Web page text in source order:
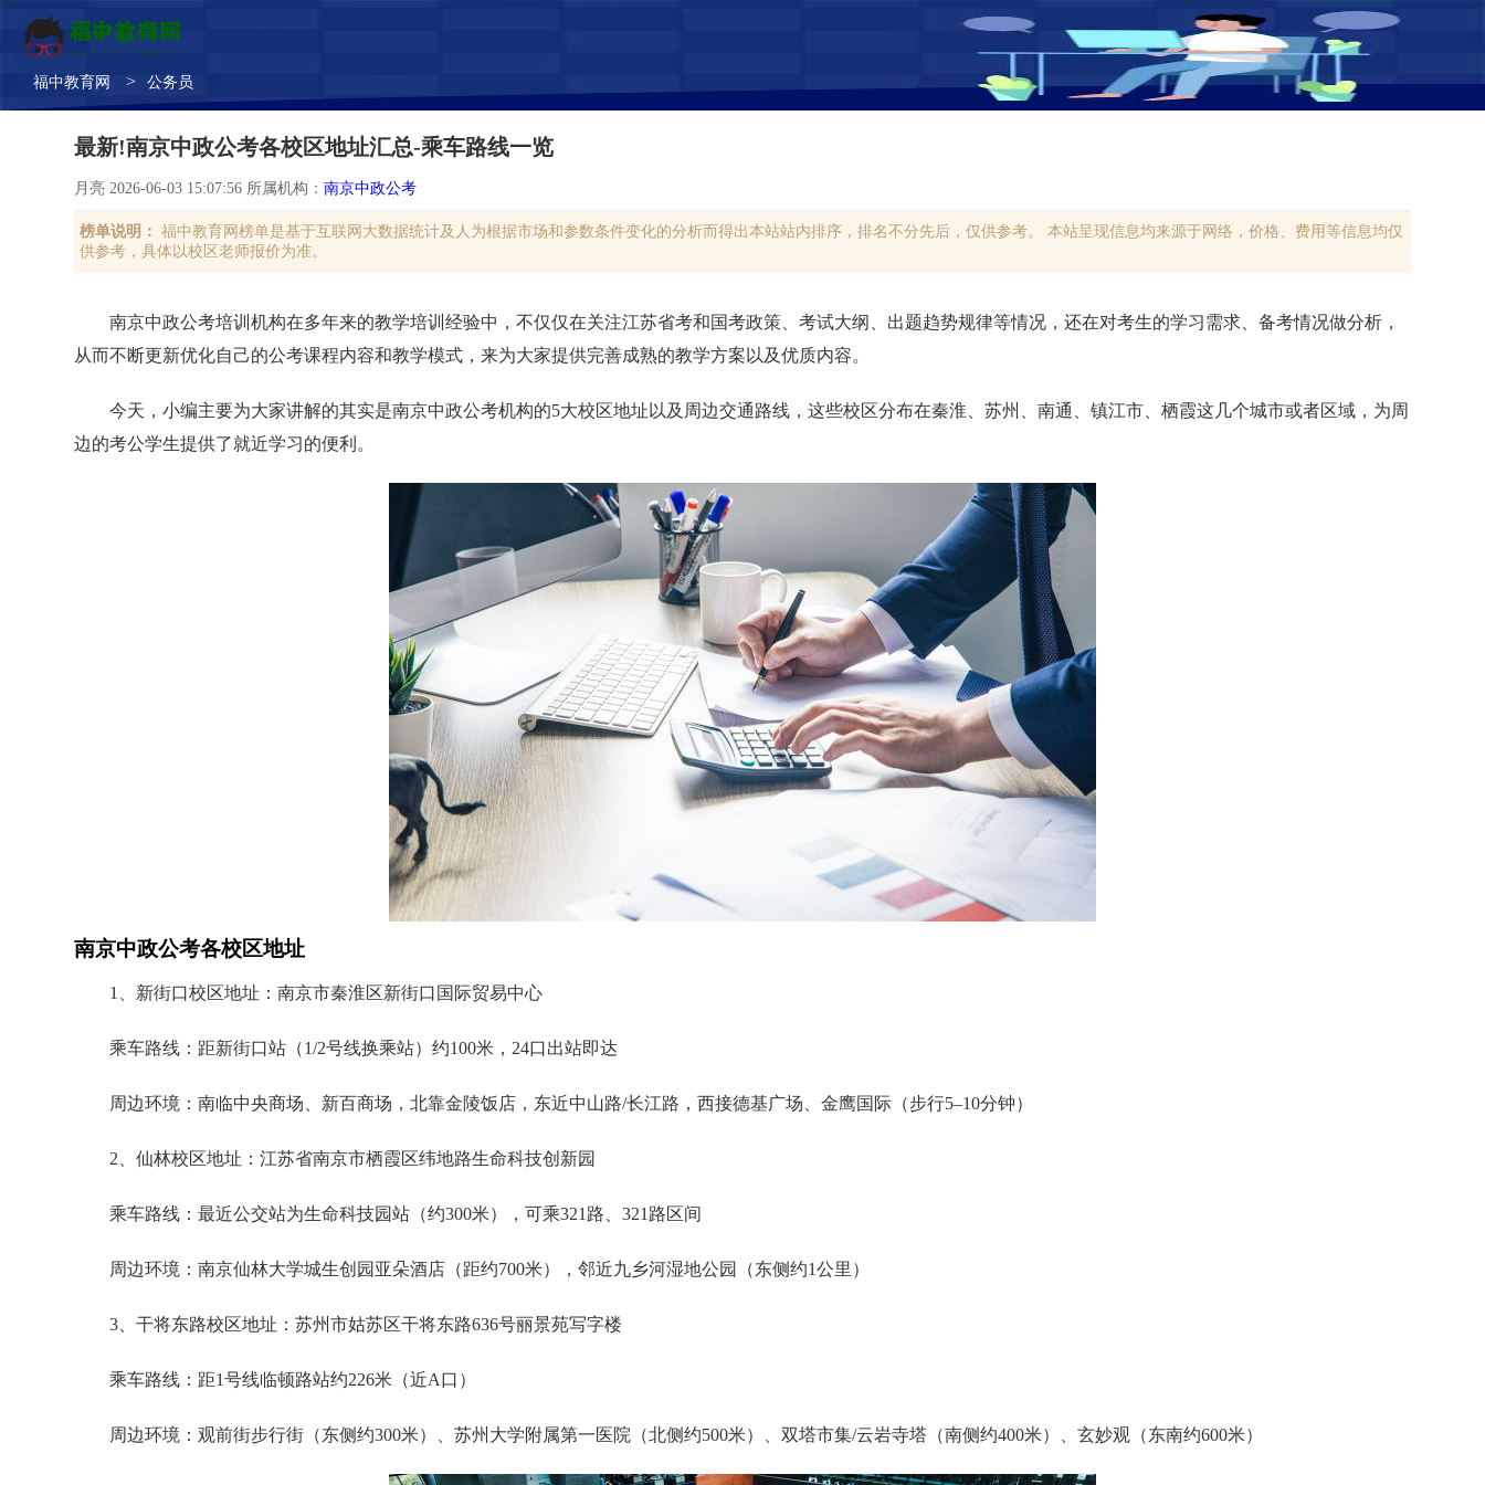
福中教育网 > 公务员
最新!南京中政公考各校区地址汇总-乘车路线一览
月亮 2026-06-03 15:07:56 所属机构：南京中政公考
榜单说明：
福中教育网榜单是基于互联网大数据统计及人为根据市场和参数条件变化的分析而得出本站站内排序，排名不分先后，仅供参考。 本站呈现信息均来源于网络，价格、费用等信息均仅
供参考，具体以校区老师报价为准。
南京中政公考培训机构在多年来的教学培训经验中，不仅仅在关注江苏省考和国考政策、考试大纲、出题趋势规律等情况，还在对考生的学习需求、备考情况做分析，
从而不断更新优化自己的公考课程内容和教学模式，来为大家提供完善成熟的教学方案以及优质内容。
今天，小编主要为大家讲解的其实是南京中政公考机构的5大校区地址以及周边交通路线，这些校区分布在秦淮、苏州、南通、镇江市、栖霞这几个城市或者区域，为周
边的考公学生提供了就近学习的便利。
南京中政公考各校区地址
1、新街口校区地址：南京市秦淮区新街口国际贸易中心
乘车路线：距‌新街口站‌（1/2号线换乘站）约100米，24口出站即达
周边环境：南临‌中央商场、新百商场‌，北靠‌金陵饭店‌，东近‌中山路/长江路‌，西接‌德基广场、金鹰国际‌（步行5–10分钟）
2、仙林校区地址：江苏省南京市栖霞区纬地路生命科技创新园
乘车路线：最近公交站为‌生命科技园站‌（约300米），可乘‌321路、321路区间
周边环境：南京仙林大学城生创园亚朵酒店‌（距约700米），邻近‌九乡河湿地公园‌（东侧约1公里）
3、干将东路校区地址：苏州市姑苏区干将东路636号丽景苑写字楼
乘车路线：距‌1号线临顿路站约226米‌（近A口）
周边环境：观前街步行街‌（东侧约300米）、‌苏州大学附属第一医院‌（北侧约500米）、‌双塔市集/云岩寺塔‌（南侧约400米）、‌玄妙观‌（东南约600米）